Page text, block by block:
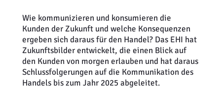
Wie kommunizieren und konsumieren die
Kunden der Zukunft und welche Konsequenzen
ergeben sich daraus für den Handel? Das EHI hat
Zukunftsbilder entwickelt, die einen Blick auf
den Kunden von morgen erlauben und hat daraus
Schlussfolgerungen auf die Kommunikation des
Handels bis zum Jahr 2025 abgeleitet.